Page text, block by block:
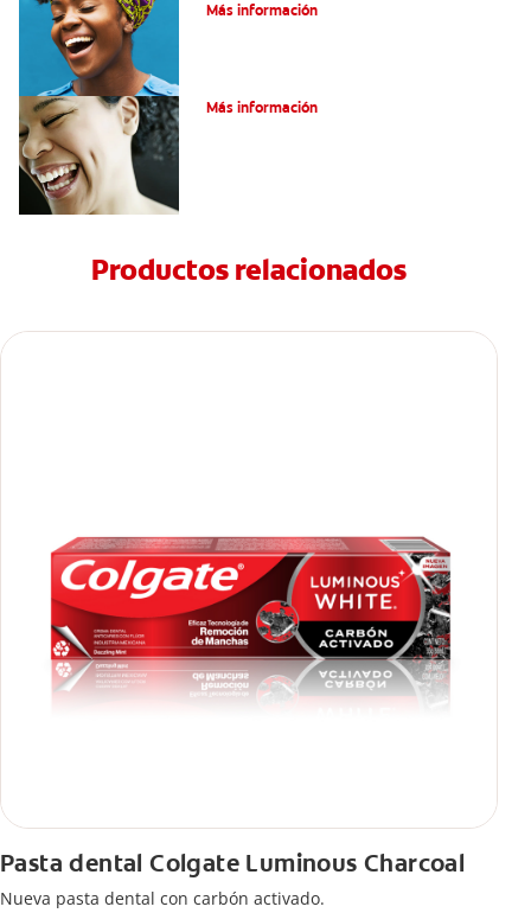
Más información
Más información
Productos relacionados
Pasta dental Colgate Luminous Charcoal
Nueva pasta dental con carbón activado.